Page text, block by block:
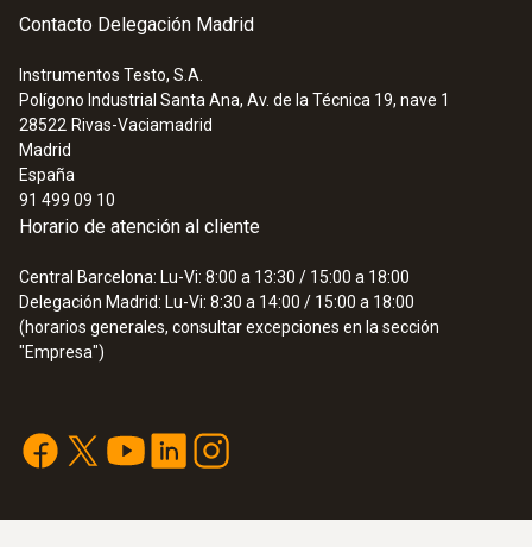
Contacto Delegación Madrid
Instrumentos Testo, S.A.
Polígono Industrial Santa Ana, Av. de la Técnica 19, nave 1
28522 Rivas-Vaciamadrid
Madrid
España
91 499 09 10
Horario de atención al cliente
Central Barcelona: Lu-Vi: 8:00 a 13:30 / 15:00 a 18:00
Delegación Madrid: Lu-Vi: 8:30 a 14:00 / 15:00 a 18:00
(horarios generales, consultar excepciones en la sección
"Empresa")